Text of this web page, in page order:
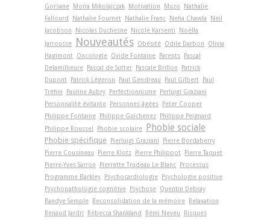
Gorsane
Moïra Mikolajczak Motivation Muzo
Nathalie
Fallourd
Nathalie Fournet Nathalie Franc Neha Chawla
Neil
Jacobson
Nicolas Duchesne Nicole Karsenti
Noëlla
Jarrousse
Nouveautés Obésité Odile Darbon
Olivia
Hagimont Oncologie Ovide Fontaine Parents
Pascal
Delamillieure
Pascal de Sutter Pascale Brillon
Patrick
Dupont
Patrick Légeron Paul Gendreau Paul Gilbert
Paul
Tréhin
Pauline Aubry Perfectionnisme
Perluigi Graziani
Personnalité évitante
Personnes âgées
Peter Cooper
Philippe Fontaine
Philippe Guichenez
Philippe Peignard
Philippe Roussel
Phobie scolaire Phobie sociale
Phobie spécifique Pierluigi Graziani
Pierre Bordaberry
Pierre Cousineau
Pierre Klotz Pierre Philippot
Pierre Taquet
Pierre-Yves Sarron
Pierrette Trudeau Le Blanc
Processus
Programme Barkley
Psychocardiologie
Psychologie positive
Psychopathologie cognitive
Psychose Quentin Debray
Randye Semple
Reconsolidation de la mémoire
Relaxation
Renaud Jardri
Rébecca Shankland Rémi Neveu
Risques